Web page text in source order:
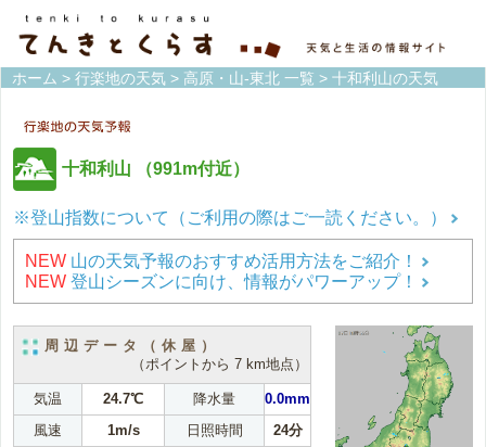
ホーム > 行楽地の天気 > 高原・山-東北 一覧 > 十和利山の天気
十和利山 （991m付近）
※登山指数について（ご利用の際はご一読ください。）
NEW 山の天気予報のおすすめ活用方法をご紹介！
NEW 登山シーズンに向け、情報がパワーアップ！
周辺データ（休屋）
（ポイントから 7 km地点）
気温 24.7℃ 降水量
0.0mm
風速
1m/s 日照時間 24分